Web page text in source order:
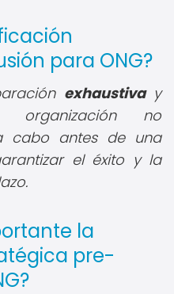
para ONG?
exhaustivay
no
cabo antes de una
el éxito y la
la
pre-